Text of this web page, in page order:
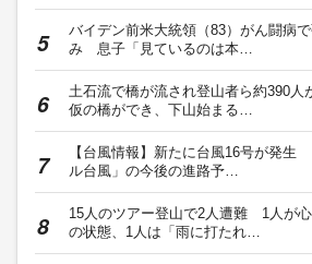
バイデン前米大統領（83）がん闘病
み 息子「見ているのは本…
土石流で橋が流され登山者ら約390
仮の橋ができ、下山始まる…
【台風情報】新たに台風16号が発生
ル台風」の今後の進路予…
15人のツアー登山で2人遭難 1人が
の状態、1人は「雨に打たれ…